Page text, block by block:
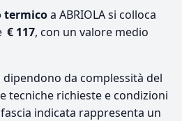
termicoa ABRIOLA si colloca
€ 117, con un valore medio
da complessità del
tecniche richieste e condizioni
indicata rappresenta un